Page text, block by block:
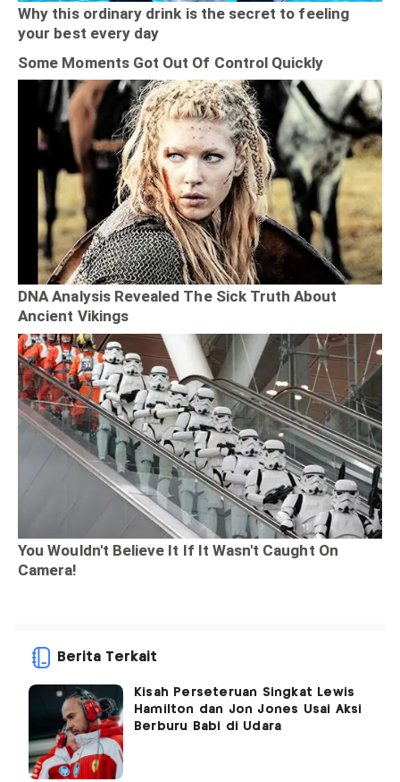
Berita Terkait
Kisah Perseteruan Singkat Lewis
Hamilton dan Jon Jones Usai Aksi
Berburu Babi di Udara